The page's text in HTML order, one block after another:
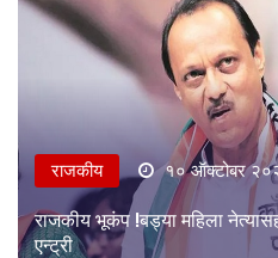
राजकीय १० ऑक्टोबर
राजकीय भूकंप !बड्या महिला
एन्ट्री